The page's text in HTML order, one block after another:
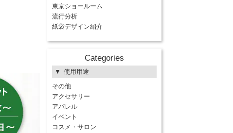
東京ショールーム
流行分析
紙袋デザイン紹介
Categories
使用用途
その他
アクセサリー
アパレル
イベント
コスメ・サロン